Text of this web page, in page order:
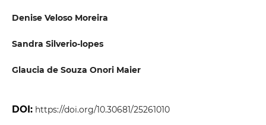
Denise Veloso Moreira
Sandra Silverio-lopes
Glaucia de Souza Onori Maier
DOI: https://doi.org/10.30681/25261010